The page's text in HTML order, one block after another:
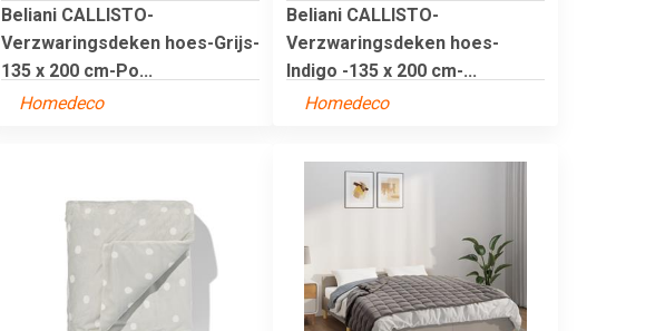
Beliani CALLISTO-
Verzwaringsdeken hoes-Grijs-
135 x 200 cm-Po...
Homedeco
Beliani CALLISTO-
Verzwaringsdeken hoes-
Indigo -135 x 200 cm-...
Homedeco